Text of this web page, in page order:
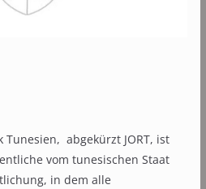
abgekürzt JORT, ist
vom tunesischen Staat
in dem alle